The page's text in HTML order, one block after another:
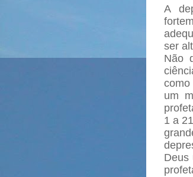
A
ser
Não
como
um
1 a
Deus